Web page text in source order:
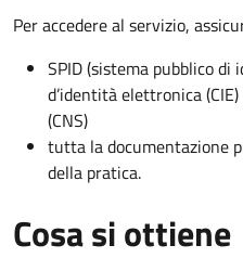
Per accedere al servizio,
SPID (sistema pubblico
d’identità elettronica
(CNS)
tutta la documentazione
della pratica.
Cosa si ottiene